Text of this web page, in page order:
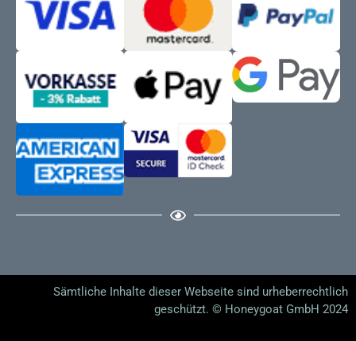
Sämtliche Inhalte dieser Webseite sind urheberrechtlich
geschützt. © Honeygoat GmbH 2024